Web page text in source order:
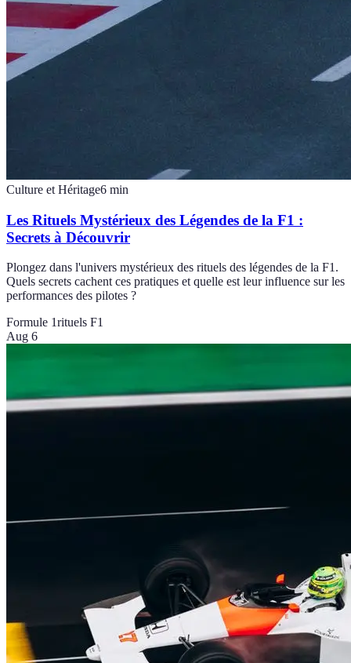
Culture et Héritage6 min
Les Rituels Mystérieux des Légendes de la F1 :
Secrets à Découvrir
Plongez dans l'univers mystérieux des rituels des légendes de la F1.
Quels secrets cachent ces pratiques et quelle est leur influence sur les
performances des pilotes ?
Formule 1rituels F1
Aug 6